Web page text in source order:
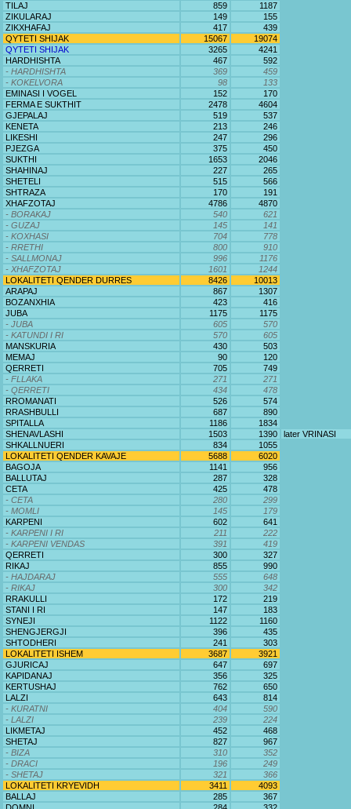
TILAJ
859
1187
ZIKULARAJ
149
155
ZIKXHAFAJ
417
439
QYTETI SHIJAK
15067
19074
QYTETI SHIJAK
3265
4241
HARDHISHTA
467
592
- HARDHISHTA
369
459
- KOKELVORA
98
133
EMINASI I VOGEL
152
170
FERMA E SUKTHIT
2478
4604
GJEPALAJ
519
537
KENETA
213
246
LIKESHI
247
296
PJEZGA
375
450
SUKTHI
1653
2046
SHAHINAJ
227
265
SHETELI
515
566
SHTRAZA
170
191
XHAFZOTAJ
4786
4870
- BORAKAJ
540
621
- GUZAJ
145
141
- KOXHASI
704
778
- RRETHI
800
910
- SALLMONAJ
996
1176
- XHAFZOTAJ
1601
1244
LOKALITETI QENDER DURRES
8426
10013
ARAPAJ
867
1307
BOZANXHIA
423
416
JUBA
1175
1175
- JUBA
605
570
- KATUNDI I RI
570
605
MANSKURIA
430
503
MEMAJ
90
120
QERRETI
705
749
- FLLAKA
271
271
- QERRETI
434
478
RROMANATI
526
574
RRASHBULLI
687
890
SPITALLA
1186
1834
SHENAVLASHI
1503 1390
later VRINASI
SHKALLNUERI
834
1055
LOKALITETI QENDER KAVAJE
5688
6020
BAGOJA
1141
956
BALLUTAJ
287
328
CETA
425
478
- CETA
280
299
- MOMLI
145
179
KARPENI
602
641
- KARPENI I RI
211
222
- KARPENI VENDAS
391
419
QERRETI
300
327
RIKAJ
855
990
- HAJDARAJ
555
648
- RIKAJ
300
342
RRAKULLI
172
219
STANI I RI
147
183
SYNEJI
1122
1160
SHENGJERGJI
396
435
SHTODHERI
241
303
LOKALITETI ISHEM
3687
3921
GJURICAJ
647
697
KAPIDANAJ
356
325
KERTUSHAJ
762
650
LALZI
643
814
- KURATNI
404
590
- LALZI
239
224
LIKMETAJ
452
468
SHETAJ
827
967
- BIZA
310
352
- DRACI
196
249
- SHETAJ
321
366
LOKALITETI KRYEVIDH
3411
4093
BALLAJ
285
367